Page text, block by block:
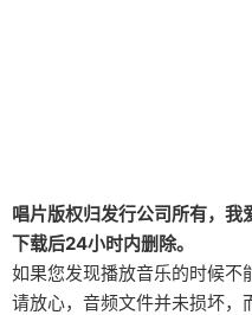
唱片版权归发行公司所有，
下载后24小时内删除。
如果您发现播放音乐的时候不
请放心，音频文件并未损坏，